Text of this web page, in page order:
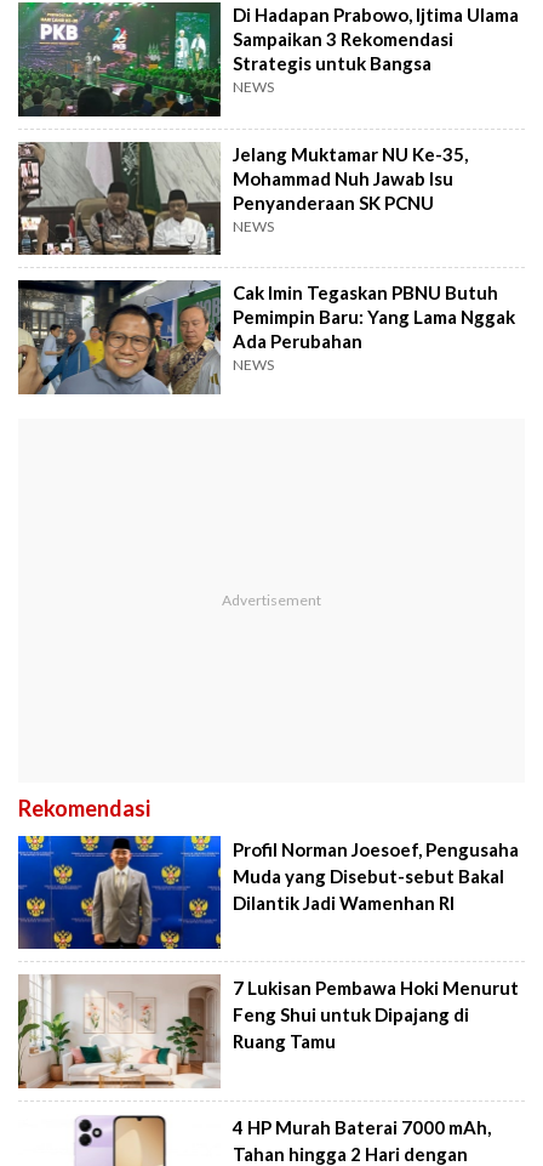
Di Hadapan Prabowo, Ijtima Ulama
Sampaikan 3 Rekomendasi
Strategis untuk Bangsa
NEWS
Jelang Muktamar NU Ke-35,
Mohammad Nuh Jawab Isu
Penyanderaan SK PCNU
NEWS
Cak Imin Tegaskan PBNU Butuh
Pemimpin Baru: Yang Lama Nggak
Ada Perubahan
NEWS
Rekomendasi
Profil Norman Joesoef, Pengusaha
Muda yang Disebut-sebut Bakal
Dilantik Jadi Wamenhan RI
7 Lukisan Pembawa Hoki Menurut
Feng Shui untuk Dipajang di
Ruang Tamu
4 HP Murah Baterai 7000 mAh,
Tahan hingga 2 Hari dengan